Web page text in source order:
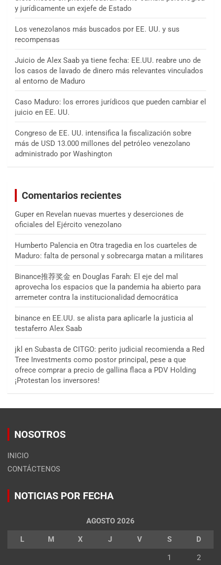
y jurídicamente un exjefe de Estado
Los venezolanos más buscados por EE. UU. y sus
recompensas
Juicio de Alex Saab ya tiene fecha: EE.UU. reabre uno de
los casos de lavado de dinero más relevantes vinculados
al entorno de Maduro
Caso Maduro: los errores jurídicos que pueden cambiar el
juicio en EE. UU.
Congreso de EE. UU. intensifica la fiscalización sobre
más de USD 13.000 millones del petróleo venezolano
administrado por Washington
Comentarios recientes
Guper en Revelan nuevas muertes y deserciones de
oficiales del Ejército venezolano
Humberto Palencia en Otra tragedia en los cuarteles de
Maduro: falta de personal y sobrecarga matan a militares
Binance推荐奖金 en Douglas Farah: El eje del mal
aprovecha los espacios que la pandemia ha abierto para
arremeter contra la institucionalidad democrática
binance en EE.UU. se alista para aplicarle la justicia al
testaferro Alex Saab
jkl en Subasta de CITGO: perito judicial recomienda a Red
Tree Investments como postor principal, pese a que
ofrece comprar a precio de gallina flaca a PDV Holding
¡Protestan los inversores!
NOSOTROS
INICIO
CONTÁCTENOS
NOTICIAS POR FECHA
AGOSTO 2026
L M X J V S D
1 2